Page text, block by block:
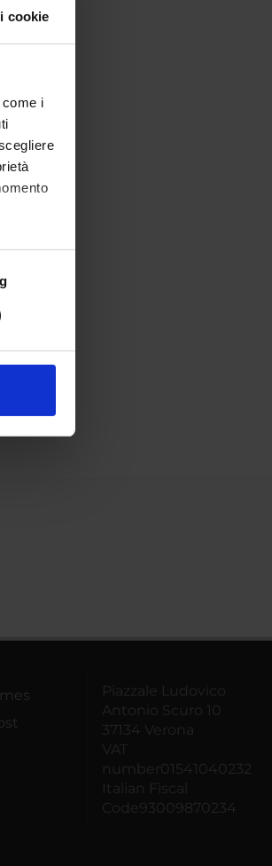
cookie
i
Piazzale Ludovico
Antonio Scuro 10
37134 Verona
VAT
number01541040232
Italian Fiscal
Code93009870234